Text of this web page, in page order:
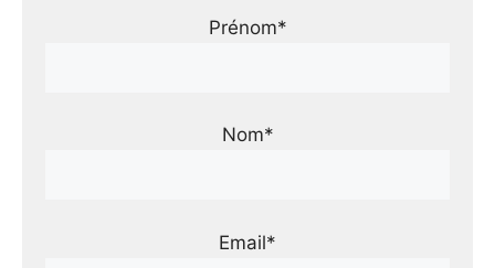
Prénom*
Nom*
Email*